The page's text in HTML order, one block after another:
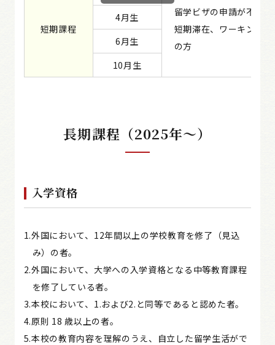
短期課程
留学ビザの申請が不要
短期滞在、ワーキング
の方
4月生
6月生
10月生
長期課程（2025年～）
入学資格
1.外国において、12年間以上の学校教育を修了（見込
み）の者。
2.外国において、大学への入学資格となる中等教育課程
を修了している者。
3.本校において、1.および2.と同等であると認めた者。
4.原則 18 歳以上の者。
5.本校の教育内容を理解のうえ、自立した留学生活がで